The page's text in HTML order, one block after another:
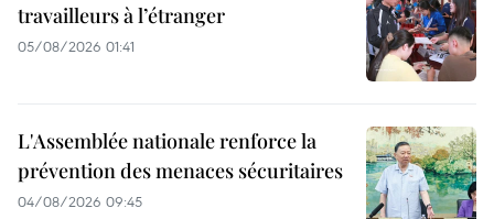
travailleurs à l’étranger
05/08/2026 01:41
L'Assemblée nationale renforce la
prévention des menaces sécuritaires
04/08/2026 09:45